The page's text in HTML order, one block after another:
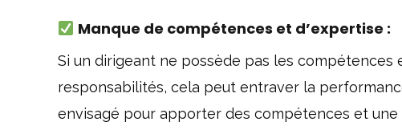
Manque de compétences et d’expertise :
Si un dirigeant ne possède pas les
responsabilités, cela peut entraver la
envisagé pour apporter des compétences et